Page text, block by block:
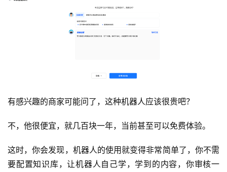
有感兴趣的商家可能问了，这种机器人应该很贵吧？
不，他很便宜，就几百块一年，当前甚至可以免费体验。
这时，你会发现，机器人的使用就变得非常简单了，你不需
要配置知识库，让机器人自己学，学到的内容，你审核一